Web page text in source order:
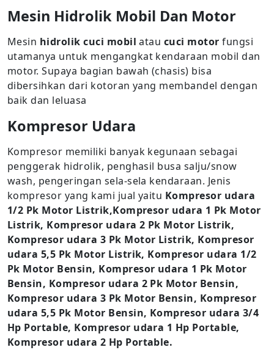
Mesin Hidrolik Mobil Dan Motor
Mesin hidrolik cuci mobil atau cuci motor fungsi
utamanya untuk mengangkat kendaraan mobil dan
motor. Supaya bagian bawah (chasis) bisa
dibersihkan dari kotoran yang membandel dengan
baik dan leluasa
Kompresor Udara
Kompresor memiliki banyak kegunaan sebagai
penggerak hidrolik, penghasil busa salju/snow
wash, pengeringan sela-sela kendaraan. Jenis
kompresor yang kami jual yaitu Kompresor udara
1/2 Pk Motor Listrik,Kompresor udara 1 Pk Motor
Listrik, Kompresor udara 2 Pk Motor Listrik,
Kompresor udara 3 Pk Motor Listrik, Kompresor
udara 5,5 Pk Motor Listrik, Kompresor udara 1/2
Pk Motor Bensin, Kompresor udara 1 Pk Motor
Bensin, Kompresor udara 2 Pk Motor Bensin,
Kompresor udara 3 Pk Motor Bensin, Kompresor
udara 5,5 Pk Motor Bensin, Kompresor udara 3/4
Hp Portable, Kompresor udara 1 Hp Portable,
Kompresor udara 2 Hp Portable.